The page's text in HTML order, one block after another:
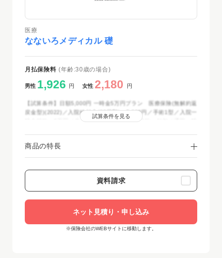
医療
なないろメディカル 礎
月払保険料 (年齢:30歳の場合)
男性 1,926 円 女性 2,180 円
【試算条件】日額5,000円 一時金5万円プラン 医療保険(無解約返
戻金型)(2022)／入院給付金(60日型)：5,000円／手術1型／入院一
時金特約：5万円／先進医療・患者申出療養特約：付加／通院一時
時点
試算条件を見る
商品の特長
資料請求
ネット見積り・申し込み
※保険会社のWEBサイトに移動します。